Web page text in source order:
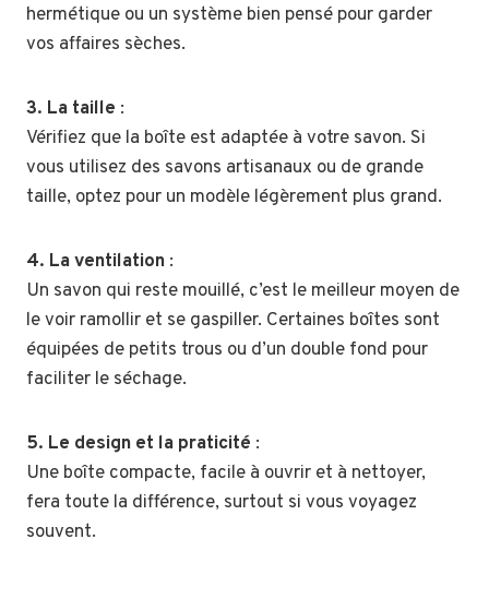
hermétique ou un système bien pensé pour garder
vos affaires sèches.
3. La taille :
Vérifiez que la boîte est adaptée à votre savon. Si
vous utilisez des savons artisanaux ou de grande
taille, optez pour un modèle légèrement plus grand.
4. La ventilation :
Un savon qui reste mouillé, c’est le meilleur moyen de
le voir ramollir et se gaspiller. Certaines boîtes sont
équipées de petits trous ou d’un double fond pour
faciliter le séchage.
5. Le design et la praticité :
Une boîte compacte, facile à ouvrir et à nettoyer,
fera toute la différence, surtout si vous voyagez
souvent.